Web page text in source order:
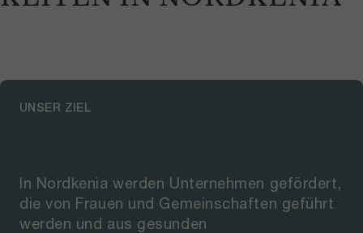
UNSER ZIEL
In Nordkenia werden Unternehmen gefördert,
die von Frauen und Gemeinschaften geführt
werden und aus gesunden